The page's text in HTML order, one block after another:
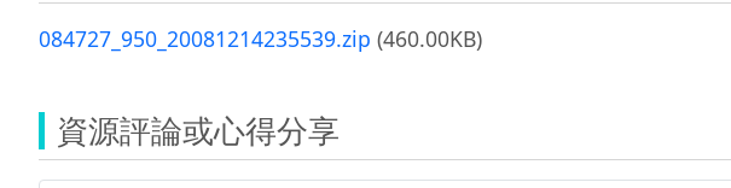
084727_950_20081214235539.zip (460.00KB)
資源評論或心得分享